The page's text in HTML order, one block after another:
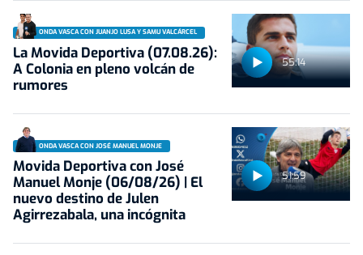
55:14
ONDA VASCA CON JUANJO LUSA Y SAMU VALCÁRCEL
La Movida Deportiva (07.08.26):
A Colonia en pleno volcán de
rumores
51:59
ONDA VASCA CON JOSÉ MANUEL MONJE
Movida Deportiva con José
Manuel Monje (06/08/26) | El
nuevo destino de Julen
Agirrezabala, una incógnita